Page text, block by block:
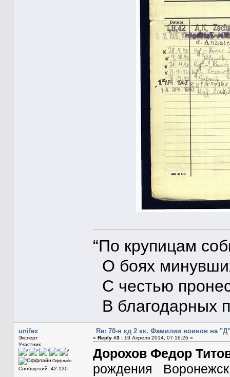
“По крупицам
О боях
С честью
В благодарных
unifex
Эксперт
Участник
Оффлайн
Сообщений: 42 120
Re: 70-я кд 2 кк. Фамилии воинов на
« Reply #3 :19 Апреля 2014, 07:16:26 »
Дорохов Федор
рождения